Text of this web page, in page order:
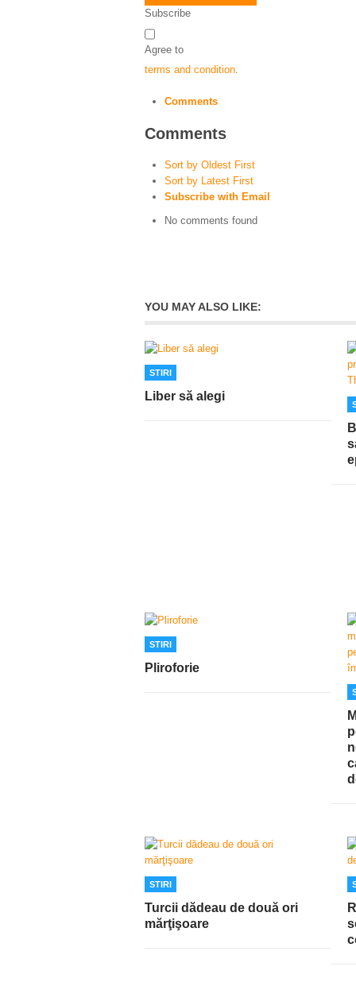
Subscribe
Agree to
terms and condition
Comments
Comments
Sort by Oldest First
Sort by Latest First
Subscribe with Email
No comments found
YOU MAY ALSO LIKE:
STIRI
Liber să alegi
STIRI
Pliroforie
STIRI
Turcii dădeau de două ori
mărţişoare